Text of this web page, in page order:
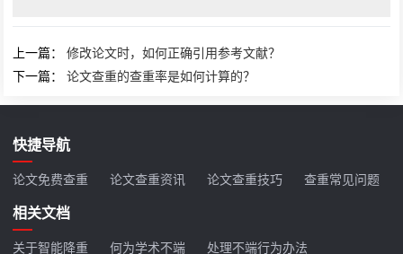
上一篇：修改论文时，如何正确引用参考文献？
下一篇：论文查重的查重率是如何计算的？
快捷导航
论文免费查重 论文查重资讯 论文查重技巧 查重常见问题
相关文档
关于智能降重 何为学术不端 处理不端行为办法